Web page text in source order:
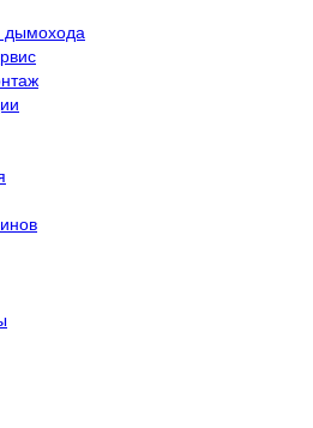
дымохода